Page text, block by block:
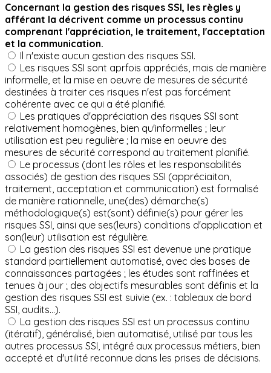
Concernant la gestion des risques SSI, les règles y
afférant la décrivent comme un processus continu
comprenant l'appréciation, le traitement, l'acceptation
et la communication.
Il n'existe aucun gestion des risques SSI.
Les risques SSI sont aprfois appréciés, mais de manière
informelle, et la mise en oeuvre de mesures de sécurité
destinées à traiter ces risques n'est pas forcément
cohérente avec ce qui a été planifié.
Les pratiques d'appréciation des risques SSI sont
relativement homogènes, bien qu'informelles ; leur
utilisation est peu regulière ; la mise en oeuvre des
mesures de sécurité correspond au traitement planifié.
Le processus (dont les rôles et les responsabilités
associés) de gestion des risques SSI (appréciaiton,
traitement, acceptation et communication) est formalisé
de manière rationnelle, une(des) démarche(s)
méthodologique(s) est(sont) définie(s) pour gérer les
risques SSI, ainsi que ses(leurs) conditions d'application et
son(leur) utilisation est régulière.
La gestion des risques SSI est devenue une pratique
standard partiellement automatisé, avec des bases de
connaissances partagées ; les études sont raffinées et
tenues à jour ; des objectifs mesurables sont définis et la
gestion des risques SSI est suivie (ex. : tableaux de bord
SSI, audits...).
La gestion des risques SSI est un processus continu
(itératif), généralisé, bien automatisé, utilisé par tous les
autres processus SSI, intégré aux processus métiers, bien
accepté et d'utilité reconnue dans les prises de décisions.